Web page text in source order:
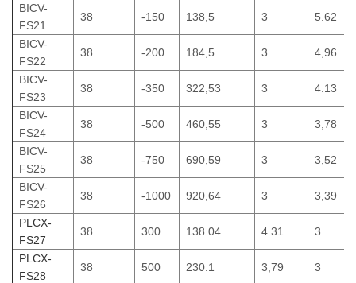
BICV-
FS21
38 -150 138,5 3 5.62
BICV-
FS22
38 -200 184,5 3 4,96
BICV-
FS23
38 -350 322,53 3 4.13
BICV-
FS24
38 -500 460,55 3 3,78
BICV-
FS25
38 -750 690,59 3 3,52
BICV-
FS26
38 -1000 920,64 3 3,39
PLCX-
FS27
38 300 138.04 4.31 3
PLCX-
FS28
38 500 230.1 3,79 3